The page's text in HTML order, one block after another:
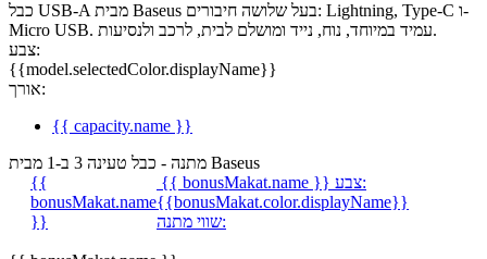
כבל USB-A מבית Baseus בעל שלושה חיבורים: Lightning, Type-C ו-
Micro USB. עמיד במיוחד, נוח, נייד ומושלם לבית, לרכב ולנסיעות.
צבע:
{{model.selectedColor.displayName}}
אורך:
{{ capacity.name }}
מתנה - כבל טעינה 3 ב-1 מבית Baseus
{{
bonusMakat.name
}}
{{ bonusMakat.name }}
צבע:
{{bonusMakat.color.displayName}}
שווי מתנה: